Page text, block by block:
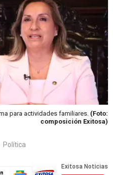
para actividades familiares. (Foto:
composición Exitosa)
Política